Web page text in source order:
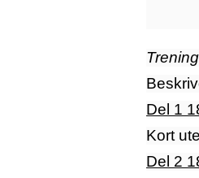
Del 1
Kort
Del 2